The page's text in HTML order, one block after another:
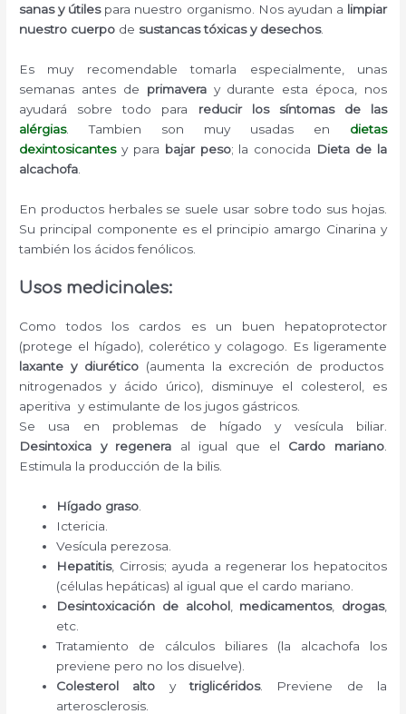
sanas y útilespara nuestro organismo. Nos ayudan a limpiar
nuestro cuerpo de sustancas tóxicas y desechos.
Es muy recomendable tomarla especialmente, unas
semanas antes de primaveray durante esta época, nos
ayudará sobre todo para reducir los síntomas de las
alérgias. Tambien son muy usadas en
dietas
dexintosicantesy para bajar peso; la conocida Dieta de la
alcachofa.
En productos herbales se suele usar sobre todo sus hojas.
Su principal componente es el principio amargo Cinarina y
también los ácidos fenólicos.
Usos medicinales:
Como todos los cardos es un buen hepatoprotector
(protege el hígado), colerético y colagogo. Es ligeramente
laxante y diurético(aumenta la excreción de productos
nitrogenados y ácido úrico), disminuye el colesterol, es
aperitiva y estimulante de los jugos gástricos.
Se usa en problemas de hígado y vesícula biliar.
Desintoxica y regenera al igual que el Cardo mariano.
Estimula la producción de la bilis.
Hígado graso
Ictericia.
Vesícula perezosa.
Hepatitis, Cirrosis; ayuda a regenerar los hepatocitos
(células hepáticas) al igual que el cardo mariano.
Desintoxicación de alcohol, medicamentos, drogas,
etc.
Tratamiento de cálculos biliares (la alcachofa los
previene pero no los disuelve).
Colesterol alto ytriglicéridos. Previene de la
arterosclerosis.